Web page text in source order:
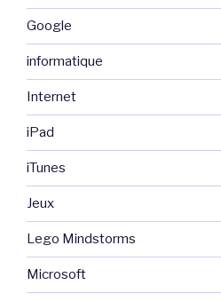
Google
informatique
Internet
iPad
iTunes
Jeux
Lego Mindstorms
Microsoft